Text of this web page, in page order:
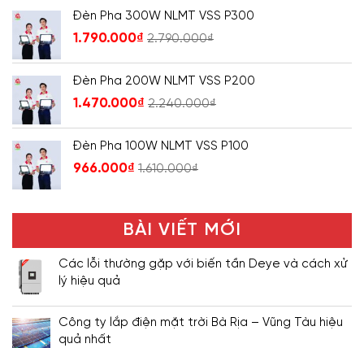
Đèn Pha 300W NLMT VSS P300
1.790.000₫ 2.790.000₫
Đèn Pha 200W NLMT VSS P200
1.470.000₫ 2.240.000₫
Đèn Pha 100W NLMT VSS P100
966.000₫ 1.610.000₫
BÀI VIẾT MỚI
Các lỗi thường gặp với biến tần Deye và cách xử
lý hiệu quả
Công ty lắp điện mặt trời Bà Rịa – Vũng Tàu hiệu
quả nhất